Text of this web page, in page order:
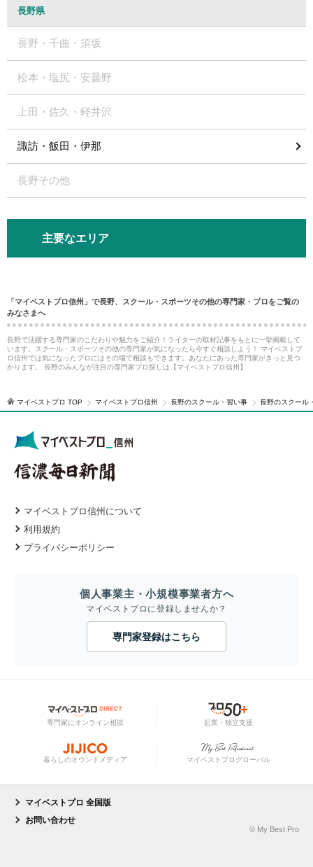
長野県
長野・千曲・須坂
松本・塩尻・安曇野
上田・佐久・軽井沢
諏訪・飯田・伊那
長野その他
主要なエリア
「マイベストプロ信州」で長野、スクール・スポーツその他の専門家・プロをご覧の
みなさまへ
長野で活躍する専門家のこだわりや魅力をご紹介！ライターの取材記事をもとに一挙掲載して
います。スクール・スポーツその他の専門家が気になったら今すぐ相談しよう！ マイベストプ
ロ信州では気になったプロにはその場で相談もできます。あなたにあった専門家がきっと見つ
かります。 長野のみんなが注目の専門家プロ探しは【マイベストプロ信州】
マイベストプロ TOP マイベストプロ信州 長野のスクール・習い事 長野のスクール
マイベストプロ信州について
利用規約
プライバシーポリシー
個人事業主・小規模事業者方へ
マイベストプロに登録しませんか？
専門家登録はこちら
専門家にオンライン相談 起業・独立支援
暮らしのオウンドメディア マイベストプログローバル
マイベストプロ 全国版
お問い合わせ
© My Best Pro